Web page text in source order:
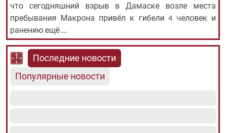
что сегодняшний взрыв в Дамаске возле места
пребывания Макрона привёл к гибели 4 человек и
ранению ещё ...
Последние новости
Популярные новости